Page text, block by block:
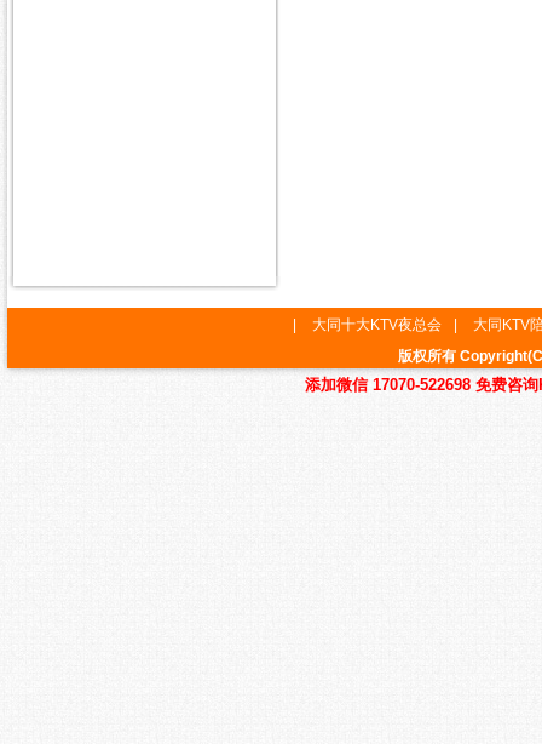
大同十大KTV夜总会
大同KTV
版权所有
添加微信 17070-522698 免费咨